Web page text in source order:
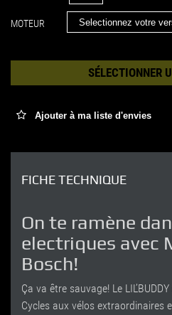
SÉLECTIONNER
Ajouter à ma liste d'envies
FICHE TECHNIQUE
On te ramène
electriques avec
Bosch!
Ça va être sauvage! Le
Cycles aux vélos extraordinaires